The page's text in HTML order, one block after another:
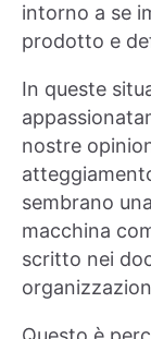
intorno a se
prodotto e
In queste
nostre
sembrano
macchina
scritto nei